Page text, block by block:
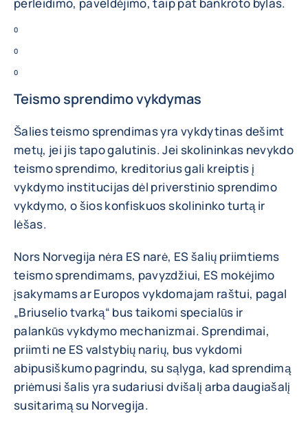
0
0
0
Teismo sprendimo vykdymas
Šalies teismo sprendimas yra vykdytinas dešimt
metų, jei jis tapo galutinis. Jei skolininkas nevykdo
teismo sprendimo, kreditorius gali kreiptis į
vykdymo institucijas dėl priverstinio sprendimo
vykdymo, o šios konfiskuos skolininko turtą ir
lėšas.
Nors Norvegija nėra ES narė, ES šalių priimtiems
teismo sprendimams, pavyzdžiui, ES mokėjimo
įsakymams ar Europos vykdomajam raštui, pagal
„Briuselio tvarką“ bus taikomi specialūs ir
palankūs vykdymo mechanizmai. Sprendimai,
priimti ne ES valstybių narių, bus vykdomi
abipusiškumo pagrindu, su sąlyga, kad sprendimą
priėmusi šalis yra sudariusi dvišalį arba daugiašalį
susitarimą su Norvegija.